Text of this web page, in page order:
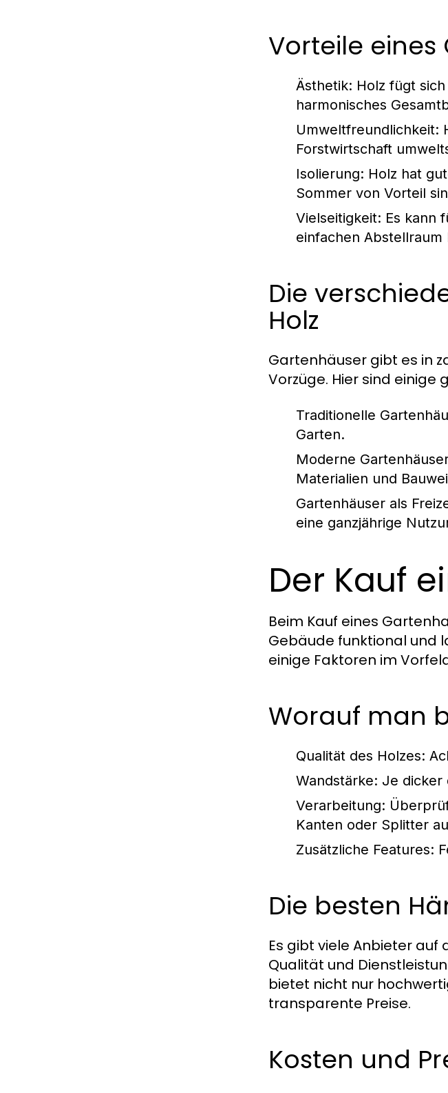
Vorteile eines
Ästhetik: Holz fügt
harmonisches
Umweltfreundlichkeit:
Forstwirtschaft
Isolierung: Holz hat
Sommer von Vorteil
Vielseitigkeit: Es kann
einfachen
Die
Holz
Gartenhäuser gibt es in
Vorzüge. Hier sind einige
Traditionelle
Garten.
Moderne
Materialien und
Gartenhäuser als
eine ganzjährige
Der Kauf
Beim Kauf eines
Gebäude funktional und
einige Faktoren im
Worauf man
Qualität des Holzes:
Wandstärke: Je dicker
Verarbeitung:
Kanten oder Splitter
Zusätzliche Features:
Die besten
Es gibt viele Anbieter
Qualität und
bietet nicht nur
transparente Preise.
Kosten und